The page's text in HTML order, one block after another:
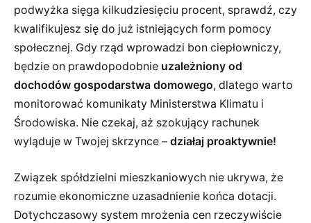
podwyżka sięga kilkudziesięciu procent, sprawdź, czy
kwalifikujesz się do już istniejących form pomocy
społecznej. Gdy rząd wprowadzi bon ciepłowniczy,
będzie on prawdopodobnie uzależniony od
dochodów gospodarstwa domowego, dlatego warto
monitorować komunikaty Ministerstwa Klimatu i
Środowiska. Nie czekaj, aż szokujący rachunek
wyląduje w Twojej skrzynce – działaj proaktywnie!
Związek spółdzielni mieszkaniowych nie ukrywa, że
rozumie ekonomiczne uzasadnienie końca dotacji.
Dotychczasowy system mrożenia cen rzeczywiście